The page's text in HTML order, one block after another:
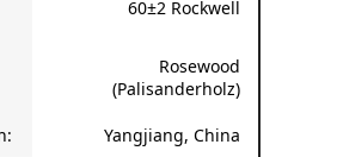
60±2 Rockwell
(Palisanderholz)